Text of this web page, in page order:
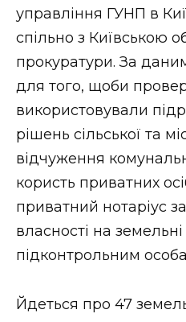
управління ГУНП в
спільно з Київською
прокуратури. За
для того, щоби
використовували
рішень сільської та
відчуження
користь приватних
приватний нотаріус
власності на
підконтрольним
Йдеться про 47